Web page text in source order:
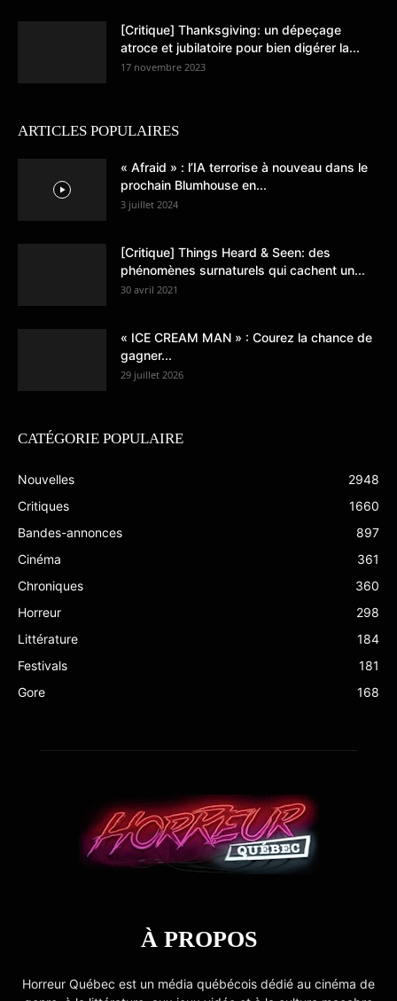
[Critique] Thanksgiving: un dépeçage
atroce et jubilatoire pour bien digérer la...
17 novembre 2023
ARTICLES POPULAIRES
« Afraid » : l’IA terrorise à nouveau dans le
prochain Blumhouse en...
3 juillet 2024
[Critique] Things Heard & Seen: des
phénomènes surnaturels qui cachent un...
30 avril 2021
« ICE CREAM MAN » : Courez la chance de
gagner...
29 juillet 2026
CATÉGORIE POPULAIRE
Nouvelles
2948
Critiques
1660
Bandes-annonces
897
Cinéma
361
Chroniques
360
Horreur
298
Littérature
184
Festivals
181
Gore
168
À PROPOS
Horreur Québec est un média québécois dédié au cinéma de